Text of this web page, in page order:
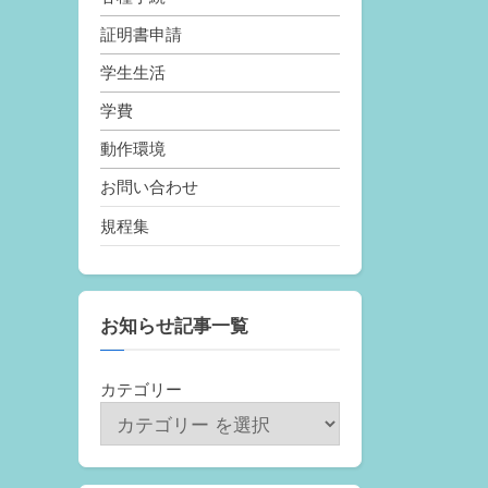
証明書申請
学生生活
学費
動作環境
お問い合わせ
規程集
お知らせ記事一覧
カテゴリー